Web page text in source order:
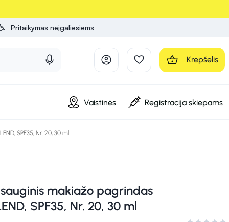
Pritaikymas neįgaliesiems
Krepšelis
Vaistinės Registracija skiepams
SPF35, Nr. 20, 30 ml
makiažo pagrindas
SPF35, Nr. 20, 30 ml